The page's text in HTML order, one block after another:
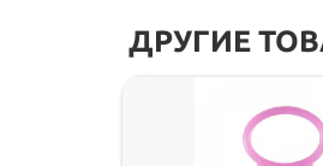
ДРУГИЕ